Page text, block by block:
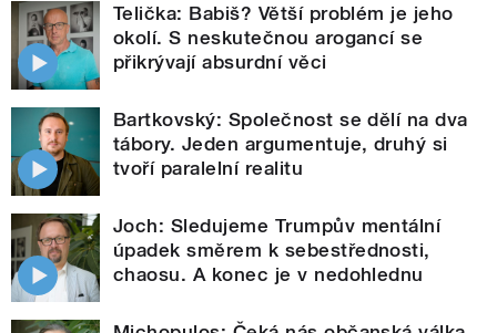
Telička: Babiš? Větší problém je jeho
okolí. S neskutečnou arogancí se
přikrývají absurdní věci
Bartkovský: Společnost se dělí na dva
tábory. Jeden argumentuje, druhý si
tvoří paralelní realitu
Joch: Sledujeme Trumpův mentální
úpadek směrem k sebestřednosti,
chaosu. A konec je v nedohlednu